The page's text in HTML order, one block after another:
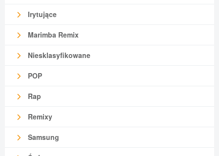
Irytujące
Marimba Remix
Niesklasyfikowane
POP
Rap
Remixy
Samsung